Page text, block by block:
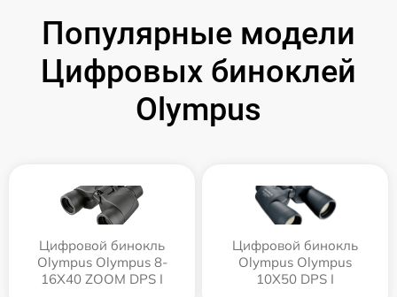
Популярные модели
Цифровых биноклей
Olympus
Цифровой бинокль
Olympus Olympus 8-
16X40 ZOOM DPS I
Цифровой бинокль
Olympus Olympus
10X50 DPS I